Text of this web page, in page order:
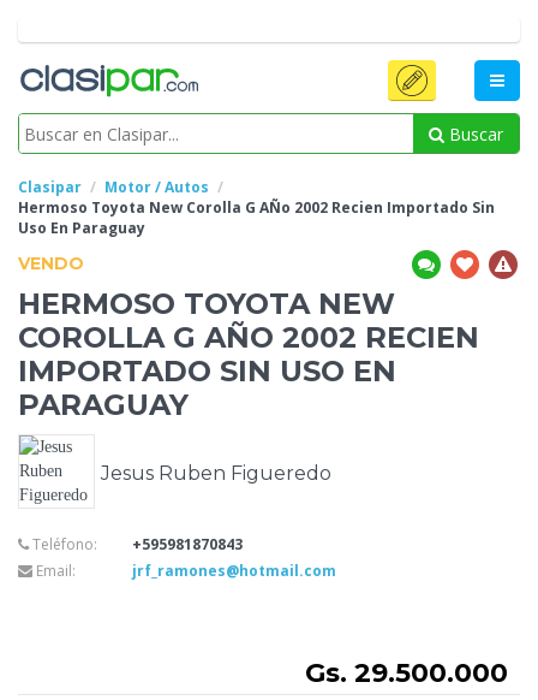
Buscar
Clasipar
Motor / Autos
Hermoso Toyota New Corolla G AÑo 2002 Recien Importado Sin
Uso En Paraguay
VENDO
HERMOSO TOYOTA NEW
COROLLA G AÑO 2002 RECIEN
IMPORTADO SIN USO EN
PARAGUAY
Jesus Ruben Figueredo
Teléfono:
+595981870843
Email:
jrf_ramones@hotmail.com
Gs. 29.500.000